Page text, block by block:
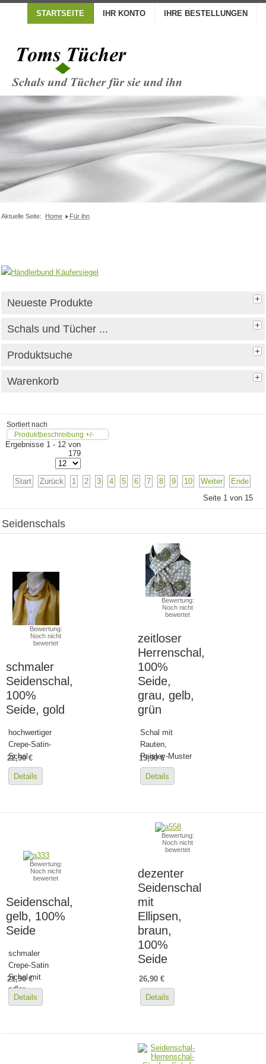
STARTSEITE IHR KONTO IHRE BESTELLUNGEN
Aktuelle Seite: Home Für ihn
Neueste Produkte
Schals und Tücher ...
Produktsuche
Warenkorb
Sortiert nach
Produktbeschreibung +/-
Ergebnisse 1 - 12 von
179
Start Zurück 1 2 3 4 5 6 7 8 9 10 Weiter
Ende
Seite 1 von 15
Seidenschals
Bewertung:
Noch nicht
bewertet
schmaler
Seidenschal,
100%
Seide, gold
hochwertiger
Crepe-Satin-
Schal
22,90 €
Details
Bewertung:
Noch nicht
bewertet
zeitloser
Herrenschal,
100%
Seide,
grau, gelb,
grün
Schal mit
Rauten,
Paisley-Muster
19,90 €
Details
Bewertung:
Noch nicht
bewertet
Seidenschal,
gelb, 100%
Seide
schmaler
Crepe-Satin
Schal mit
edler...
21,90 €
Details
Bewertung:
Noch nicht
bewertet
dezenter
Seidenschal
mit
Ellipsen,
braun,
100%
Seide
26,90 €
Details